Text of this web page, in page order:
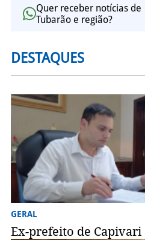
Quer receber notícias de
Tubarão e região?
DESTAQUES
GERAL
Ex-prefeito de Capivari